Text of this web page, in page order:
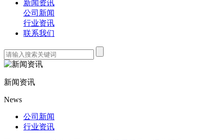
新闻资讯
公司新闻
行业资讯
联系我们
新闻资讯
News
公司新闻
行业资讯